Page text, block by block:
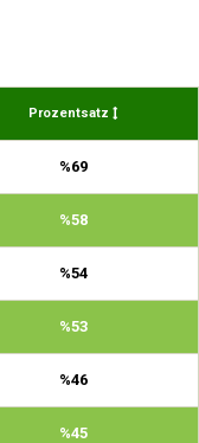
Prozentsatz
%69
%58
%54
%53
%46
%45